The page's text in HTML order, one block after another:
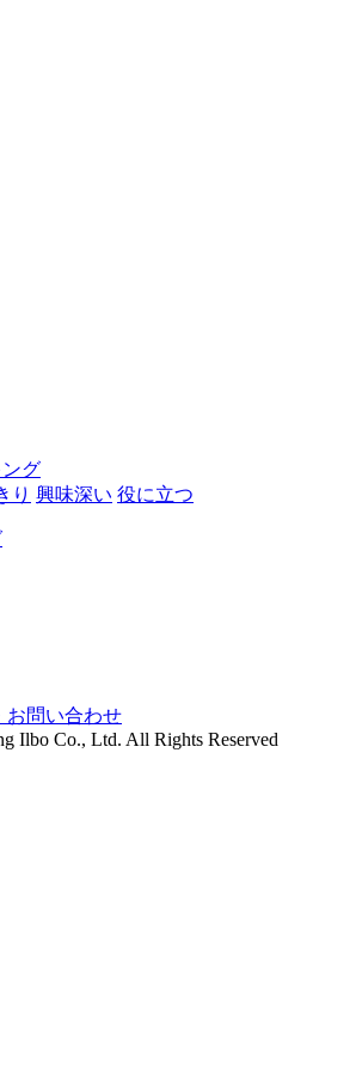
グ
り 興味深い 役に立つ
お問い合わせ
Ilbo Co., Ltd. All Rights Reserved